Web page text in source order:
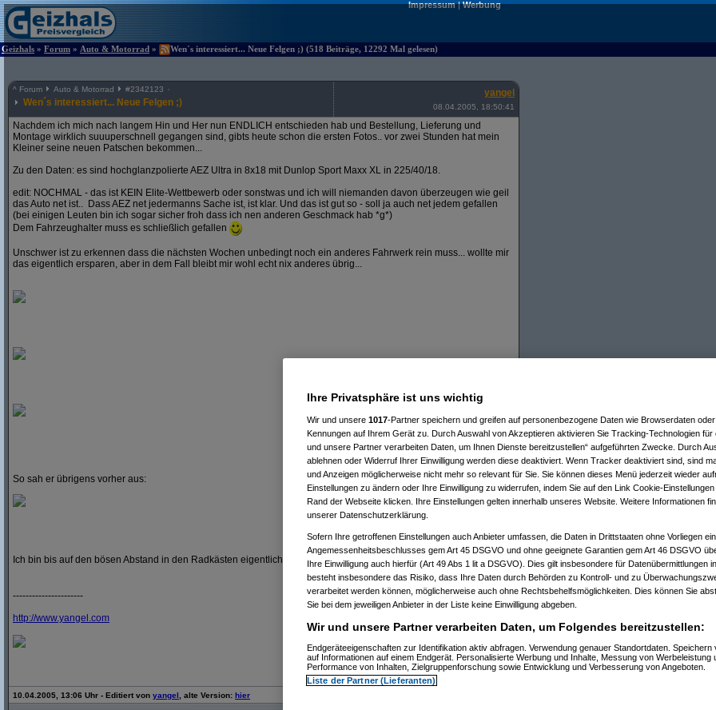
Impressum|Werbung
Geizhals » Forum » Auto & Motorrad » Wen´s interessiert... Neue Felgen ;) (518 Beiträge, 12292 Mal gelesen)
^ Forum Auto & Motorrad #2342123
Wen´s interessiert... Neue Felgen ;)
yangel
08.04.2005, 18:50:41
Nachdem ich mich nach langem Hin und Her nun ENDLICH entschieden hab und Bestellung, Lieferung und
Montage wirklich suuuperschnell gegangen sind, gibts heute schon die ersten Fotos.. vor zwei Stunden hat mein
Kleiner seine neuen Patschen bekommen...
Zu den Daten: es sind hochglanzpolierte AEZ Ultra in 8x18 mit Dunlop Sport Maxx XL in 225/40/18.
edit: NOCHMAL - das ist KEIN Elite-Wettbewerb oder sonstwas und ich will niemanden davon überzeugen wie geil
das Auto net ist.. Dass AEZ net jedermanns Sache ist, ist klar. Und das ist gut so - soll ja auch net jedem gefallen
(bei einigen Leuten bin ich sogar sicher froh dass ich nen anderen Geschmack hab *g*)
Dem Fahrzeughalter muss es schließlich gefallen
Unschwer ist zu erkennen dass die nächsten Wochen unbedingt noch ein anderes Fahrwerk rein muss... wollte mir
das eigentlich ersparen, aber in dem Fall bleibt mir wohl echt nix anderes übrig...
So sah er übrigens vorher aus:
Ich bin bis auf den bösen Abstand in den Radkästen eigentlich ganz zufrieden
----------------------
http://www.yangel.com
10.04.2005, 13:06 Uhr - Editiert von yangel , alte Version: hier
Ihre Privatsphäre ist uns wichtig
Wir und unsere 1017-Partner speichern und greifen auf personenbezogene Daten wie Browserdaten
Kennungen auf Ihrem Gerät zu. Durch Auswahl von Akzeptieren aktivieren Sie Tracking-Technologien für
und unsere Partner verarbeiten Daten, um Ihnen Dienste bereitzustellen“ aufgeführten Zwecke. Durch
ablehnen oder Widerruf Ihrer Einwilligung werden diese deaktiviert. Wenn Tracker deaktiviert sind, sind
und Anzeigen möglicherweise nicht mehr so relevant für Sie. Sie können dieses Menü jederzeit wieder
Einstellungen zu ändern oder Ihre Einwilligung zu widerrufen, indem Sie auf den Link Cookie-
Rand der Webseite klicken. Ihre Einstellungen gelten innerhalb unseres Website. Weitere Informationen
unserer Datenschutzerklärung.
Sofern Ihre getroffenen Einstellungen auch Anbieter umfassen, die Daten in Drittstaaten ohne Vorliegen
Angemessenheitsbeschlusses gem Art 45 DSGVO und ohne geeignete Garantien gem Art 46 DSGVO
Ihre Einwilligung auch hierfür (Art 49 Abs 1 lit a DSGVO). Dies gilt insbesondere für Datenübermittlungen
besteht insbesondere das Risiko, dass Ihre Daten durch Behörden zu Kontroll- und zu
verarbeitet werden können, möglicherweise auch ohne Rechtsbehelfsmöglichkeiten. Dies können Sie
Sie bei dem jeweiligen Anbieter in der Liste keine Einwilligung abgeben.
Wir und unsere Partner verarbeiten Daten, um Folgendes bereitzustellen:
Endgeräteeigenschaften zur Identifikation aktiv abfragen. Verwendung genauer Standortdaten. Speichern
auf Informationen auf einem Endgerät. Personalisierte Werbung und Inhalte, Messung von Werbeleistung
Performance von Inhalten, Zielgruppenforschung sowie Entwicklung und Verbesserung von Angeboten.
Liste der Partner (Lieferanten)